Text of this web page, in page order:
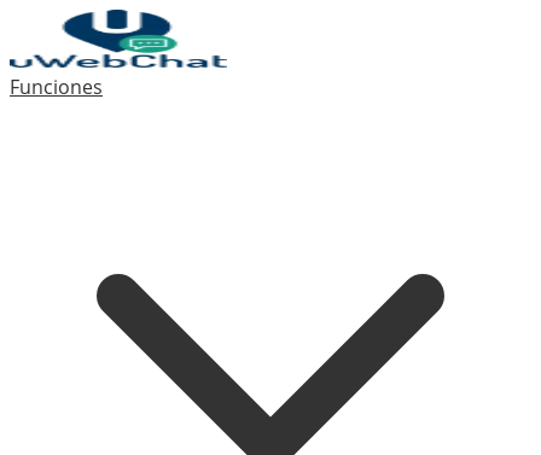
Funciones